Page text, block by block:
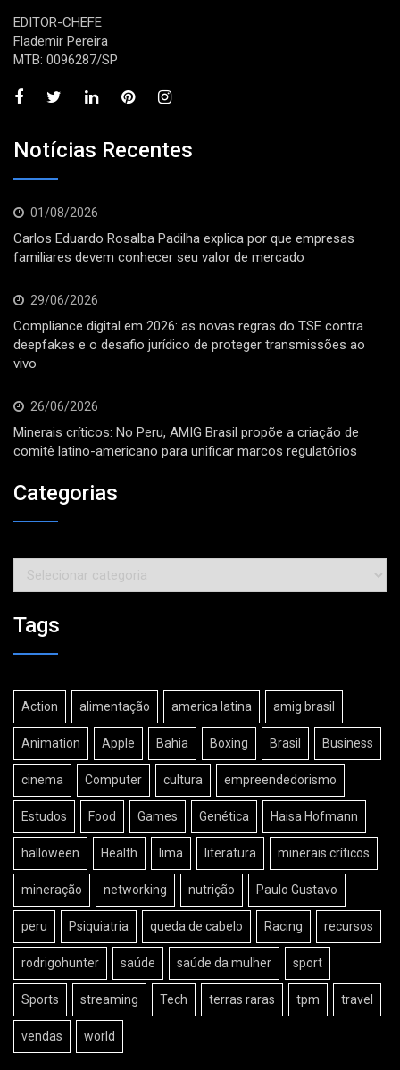
EDITOR-CHEFE
Flademir Pereira
MTB: 0096287/SP
Notícias Recentes
01/08/2026
Carlos Eduardo Rosalba Padilha explica por que empresas
familiares devem conhecer seu valor de mercado
29/06/2026
Compliance digital em 2026: as novas regras do TSE contra
deepfakes e o desafio jurídico de proteger transmissões ao
vivo
26/06/2026
Minerais críticos: No Peru, AMIG Brasil propõe a criação de
comitê latino-americano para unificar marcos regulatórios
Categorias
Categorias
Tags
Action alimentação america latina amig brasil
Animation Apple Bahia Boxing Brasil Business
cinema Computer cultura empreendedorismo
Estudos Food Games Genética Haisa Hofmann
halloween Health lima literatura minerais críticos
mineração networking nutrição Paulo Gustavo
peru Psiquiatria queda de cabelo Racing recursos
rodrigohunter saúde saúde da mulher sport
Sports streaming Tech terras raras tpm travel
vendas world